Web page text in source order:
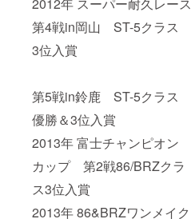
2012年 スーパー耐久レース
第4戦in岡山 ST-5クラス
3位入賞
第5戦in鈴鹿 ST-5クラス
優勝＆3位入賞
2013年 富士チャンピオン
カップ 第2戦86/BRZクラ
ス3位入賞
2013年 86&BRZワンメイク